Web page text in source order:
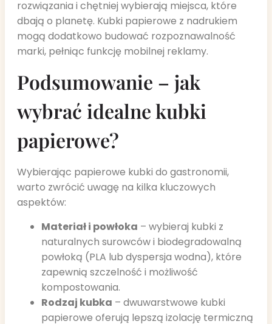
rozwiązania i chętniej wybierają miejsca, które
dbają o planetę. Kubki papierowe z nadrukiem
mogą dodatkowo budować rozpoznawalność
marki, pełniąc funkcję mobilnej reklamy.
Podsumowanie – jak
wybrać idealne kubki
papierowe?
Wybierając papierowe kubki do gastronomii,
warto zwrócić uwagę na kilka kluczowych
aspektów:
Materiał i powłoka – wybieraj kubki z
naturalnych surowców i biodegradowalną
powłoką (PLA lub dyspersja wodna), które
zapewnią szczelność i możliwość
kompostowania.
Rodzaj kubka – dwuwarstwowe kubki
papierowe oferują lepszą izolację termiczną